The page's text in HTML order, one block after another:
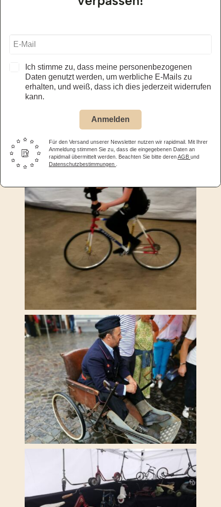
Ich stimme zu, dass meine personenbezogenen
Daten genutzt werden, um werbliche E-Mails zu
erhalten, und weiß, dass ich dies jederzeit widerrufen
kann.
Anmelden
Für den Versand unserer Newsletter nutzen wir rapidmail. Mit Ihrer
Anmeldung stimmen Sie zu, dass die eingegebenen Daten an
rapidmail übermittelt werden. Beachten Sie bitte derenAGB und
Datenschutzbestimmungen